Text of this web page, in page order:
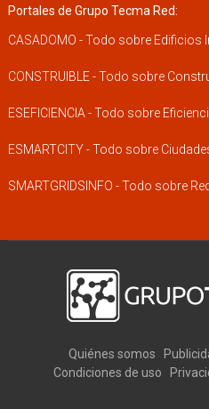
Portales de Grupo Tecma Red:
CASADOMO - Todo sobre Edificios
CONSTRUIBLE - Todo sobre
ESEFICIENCIA - Todo sobre
ESMARTCITY - Todo sobre
SMARTGRIDSINFO - Todo sobre
Quiénes somos
Condiciones de uso